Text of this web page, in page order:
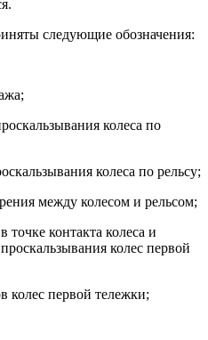
следующие обозначения:
колеса по
колеса по рельсу;
между колесом и рельсом;
контакта колеса и
колес первой
первой тележки;